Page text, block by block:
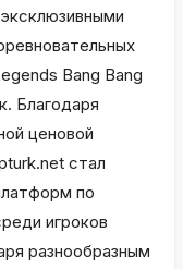
Bang Bang
Благодаря
ценовой
стал
по
игроков
разнообразным